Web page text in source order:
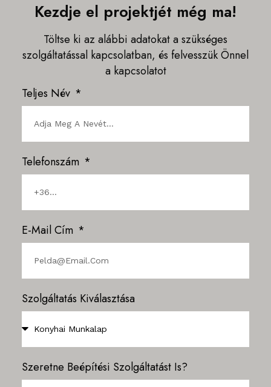
Kezdje el projektjét még ma!
Töltse ki az alábbi adatokat a szükséges
szolgáltatással kapcsolatban, és felvesszük Önnel
a kapcsolatot
Teljes Név
Telefonszám
E-Mail Cím
Szolgáltatás Kiválasztása
Szeretne Beépítési Szolgáltatást Is?